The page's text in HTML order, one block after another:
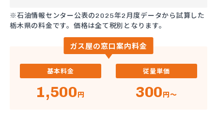
※石油情報センター公表の2025年2月度データから試算した
栃木県の料金です。価格は全て税別となります。
ガス屋の窓口案内料金
基本料金
1,500円
従量単価
300円～